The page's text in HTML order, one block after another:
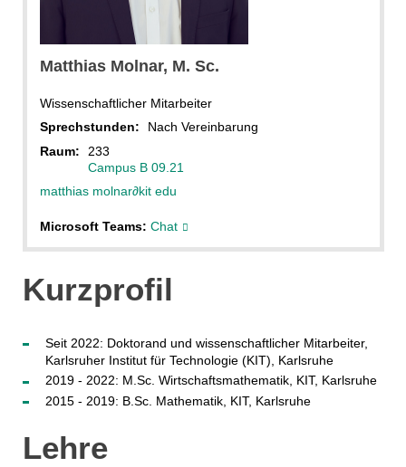
Matthias Molnar, M. Sc.
Wissenschaftlicher Mitarbeiter
Sprechstunden:
Nach Vereinbarung
Raum:
233
Campus B 09.21
matthias molnar∂kit edu
Microsoft Teams: Chat
Kurzprofil
Seit 2022: Doktorand und wissenschaftlicher Mitarbeiter,
Karlsruher Institut für Technologie (KIT), Karlsruhe
2019 - 2022: M.Sc. Wirtschaftsmathematik, KIT, Karlsruhe
2015 - 2019: B.Sc. Mathematik, KIT, Karlsruhe
Lehre